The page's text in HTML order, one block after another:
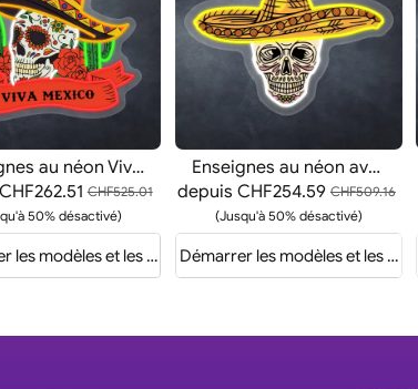
Enseignes au néon Viva Mexico
CHF262.51 CHF525.01
50% désactivé)
les modèles et les devis
Enseignes au néon avec crâne et chapeau
depuisCHF254.59 CHF509.16
(Jusqu'à 50% désactivé)
Démarrer les modèles et les